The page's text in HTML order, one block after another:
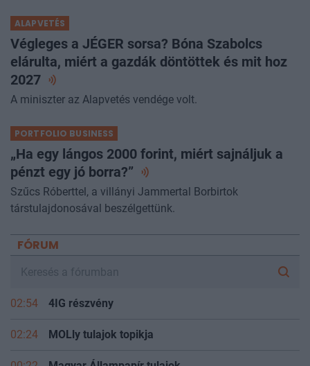
ALAPVETÉS
Végleges a JÉGER sorsa? Bóna Szabolcs
elárulta, miért a gazdák döntöttek és mit hoz
2027
A miniszter az Alapvetés vendége volt.
PORTFOLIO BUSINESS
„Ha egy lángos 2000 forint, miért sajnáljuk a
pénzt egy jó borra?”
Szűcs Róberttel, a villányi Jammertal Borbirtok
társtulajdonosával beszélgettünk.
FÓRUM
02:54 4IG részvény
02:24 MOLly tulajok topikja